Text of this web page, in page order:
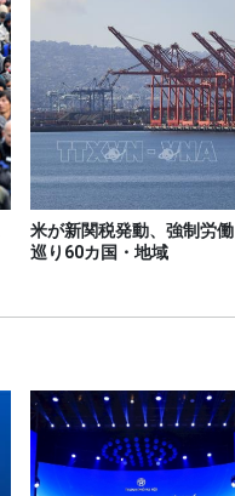
米が新関税発動、強制労働
巡り60カ国・地域